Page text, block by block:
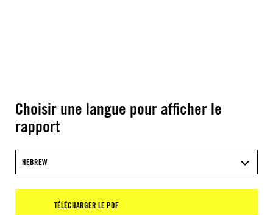
Choisir une langue pour afficher le
rapport
HEBREW
TÉLÉCHARGER LE PDF